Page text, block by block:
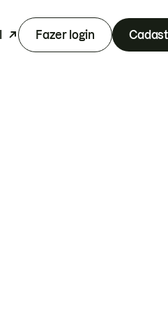
Fazer login